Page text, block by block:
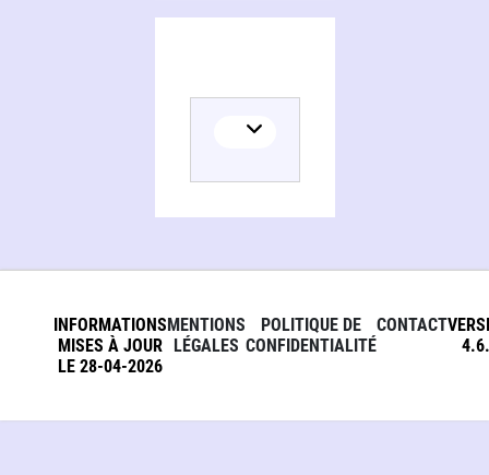
INFORMATIONS
MISES À JOUR
LE 28-04-2026
MENTIONS
LÉGALES
POLITIQUE DE
CONFIDENTIALITÉ
CONTACT